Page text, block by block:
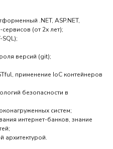
.NET, ASP.NET,
(от 2х лет);
версий (git);
применение IoC контейнеров
безопасности в
систем;
интернет-банков, знание
архитектурой.